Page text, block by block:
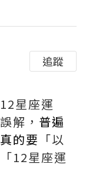
追蹤
星座運
解， 普遍
的要 「以
12星座運